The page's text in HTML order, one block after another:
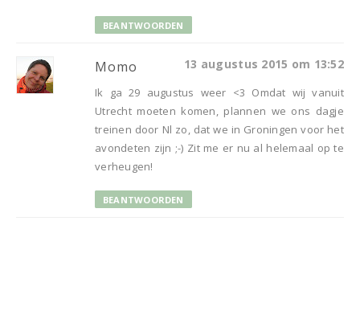
BEANTWOORDEN
Momo 13 augustus 2015 om 13:52
Ik ga 29 augustus weer <3 Omdat wij vanuit
Utrecht moeten komen, plannen we ons dagje
treinen door Nl zo, dat we in Groningen voor het
avondeten zijn ;-) Zit me er nu al helemaal op te
verheugen!
BEANTWOORDEN